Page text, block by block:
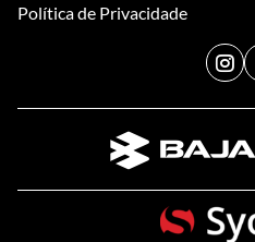
Política de Privacidade